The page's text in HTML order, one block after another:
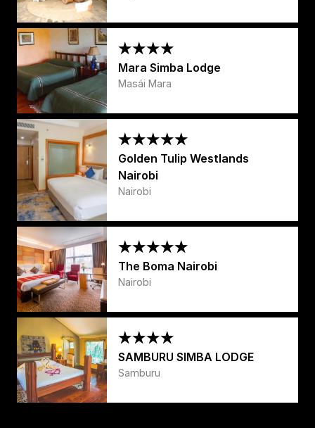
Mara Simba Lodge
Masái Mara
Golden Tulip Westlands
Nairobi
Nairobi
The Boma Nairobi
Nairobi
SAMBURU SIMBA LODGE
Samburu